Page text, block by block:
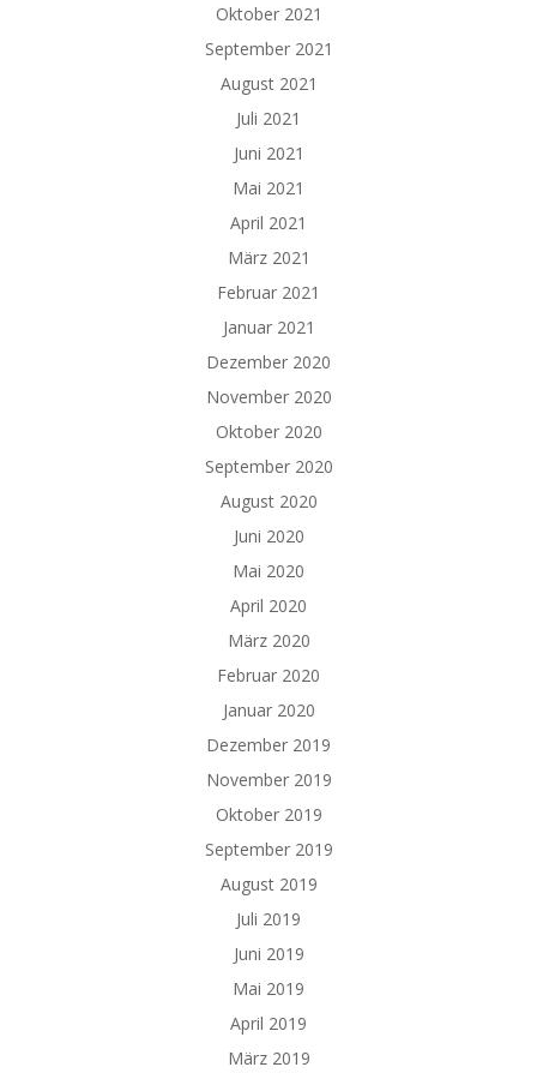
Oktober 2021
September 2021
August 2021
Juli 2021
Juni 2021
Mai 2021
April 2021
März 2021
Februar 2021
Januar 2021
Dezember 2020
November 2020
Oktober 2020
September 2020
August 2020
Juni 2020
Mai 2020
April 2020
März 2020
Februar 2020
Januar 2020
Dezember 2019
November 2019
Oktober 2019
September 2019
August 2019
Juli 2019
Juni 2019
Mai 2019
April 2019
März 2019